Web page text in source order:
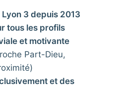
3 depuis 2013
tous les profils
et motivante
Part-Dieu,
et des